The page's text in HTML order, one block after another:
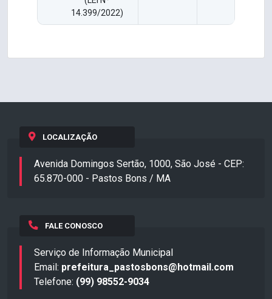
14.399/2022)
LOCALIZAÇÃO
Avenida Domingos Sertão, 1000, São José - CEP:
65.870-000 - Pastos Bons / MA
FALE CONOSCO
Serviço de Informação Municipal
Email: prefeitura_pastosbons@hotmail.com
Telefone: (99) 98552-9034